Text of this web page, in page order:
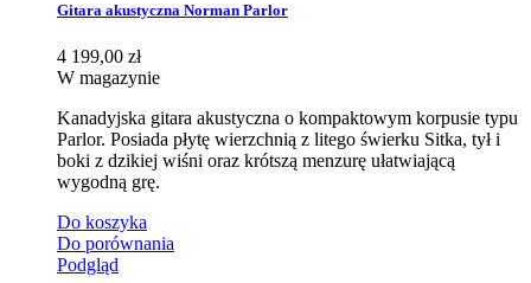
Gitara akustyczna Norman Parlor
4 199,00 zł
W magazynie
Kanadyjska gitara akustyczna o kompaktowym korpusie typu
Parlor. Posiada płytę wierzchnią z litego świerku Sitka, tył i
boki z dzikiej wiśni oraz krótszą menzurę ułatwiającą
wygodną grę.
Do koszyka
Do porównania
Podgląd